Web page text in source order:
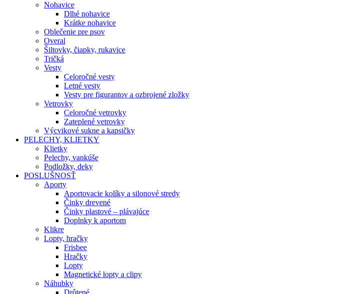
Nohavice
Dlhé nohavice
Krátke nohavice
Oblečenie pre psov
Overal
Šiltovky, čiapky, rukavice
Tričká
Vesty
Celoročné vesty
Letné vesty
Vesty pre figurantov a ozbrojené zložky
Vetrovky
Celoročné vetrovky
Zateplené vetrovky
Výcvikové sukne a kapsičky
PELECHY, KLIETKY
Klietky
Pelechy, vankúše
Podložky, deky
POSLUŠNOSŤ
Aporty
Aportovacie kolíky a silonové stredy
Činky drevené
Činky plastové – plávajúce
Doplnky k aportom
Klikre
Lopty, hračky
Frisbee
Hračky
Lopty
Magnetické lopty a clipy
Náhubky
Drôtené